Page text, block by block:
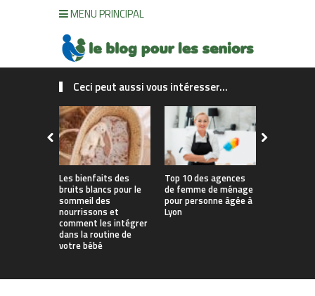
MENU PRINCIPAL
Ceci peut aussi vous intéresser...
Les bienfaits des
bruits blancs pour le
sommeil des
nourrissons et
comment les intégrer
dans la routine de
votre bébé
Top 10 des agences
de femme de ménage
pour personne âgée à
Lyon